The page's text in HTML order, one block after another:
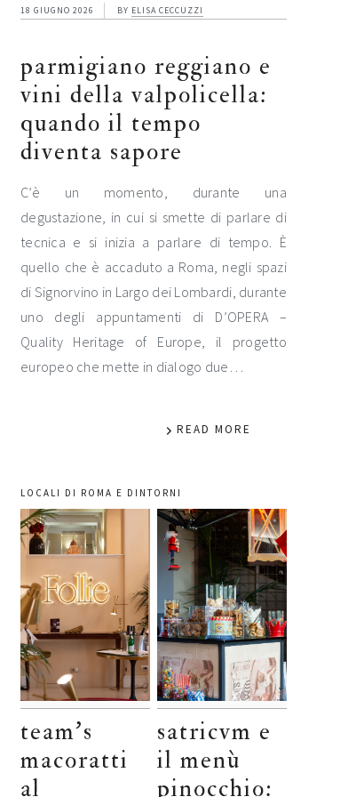
18 GIUGNO 2026 BY ELISA CECCUZZI
parmigiano reggiano e
vini della valpolicella:
quando il tempo
diventa sapore
C’è un momento, durante una
degustazione, in cui si smette di parlare di
tecnica e si inizia a parlare di tempo. È
quello che è accaduto a Roma, negli spazi
di Signorvino in Largo dei Lombardi, durante
uno degli appuntamenti di D’OPERA –
Quality Heritage of Europe, il progetto
europeo che mette in dialogo due…
READ MORE
LOCALI DI ROMA E DINTORNI
team’s
macoratti
al
satricvm e
il menù
pinocchio: